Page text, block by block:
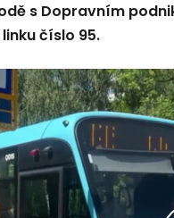
s Dopravním
číslo 95.